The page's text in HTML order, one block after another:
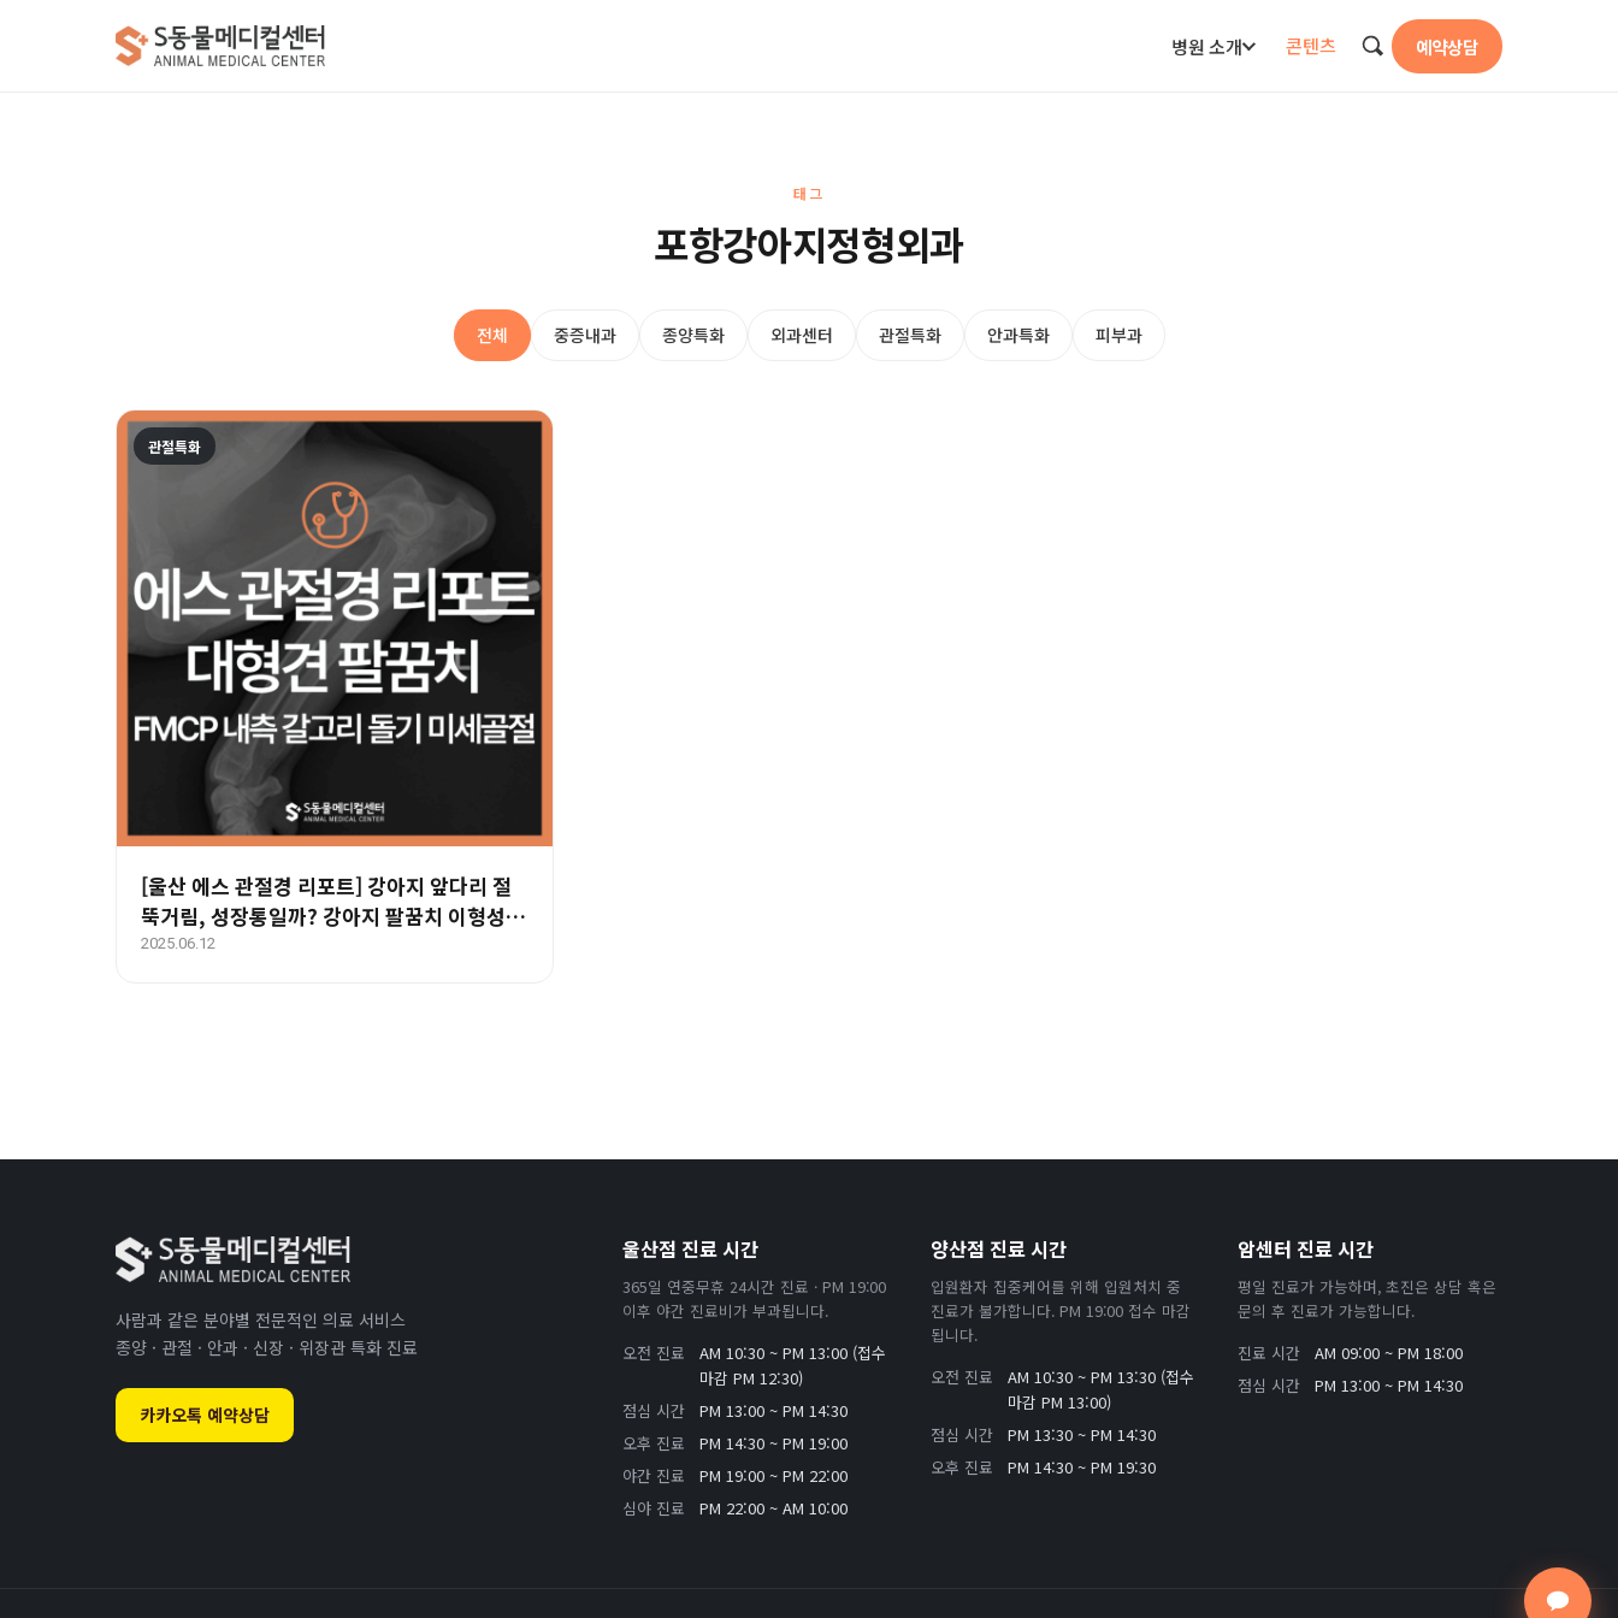
병원 소개 콘텐츠 예약상담
태그
포항강아지정형외과
전체 중증내과 종양특화 외과센터 관절특화 안과특화 피부과
관절특화
[울산 에스 관절경 리포트] 강아지 앞다리 절
뚝거림, 성장통일까? 강아지 팔꿈치 이형성증
(FMCP)일까?
2025.06.12
사람과 같은 분야별 전문적인 의료 서비스
종양 · 관절 · 안과 · 신장 · 위장관 특화 진료
카카오톡 예약상담
울산점 진료 시간
365일 연중무휴 24시간 진료 · PM 19:00
이후 야간 진료비가 부과됩니다.
오전 진료
AM 10:30 ~ PM 13:00 (접수
마감 PM 12:30)
점심 시간
PM 13:00 ~ PM 14:30
오후 진료
PM 14:30 ~ PM 19:00
야간 진료
PM 19:00 ~ PM 22:00
심야 진료
PM 22:00 ~ AM 10:00
양산점 진료 시간
입원환자 집중케어를 위해 입원처치 중
진료가 불가합니다. PM 19:00 접수 마감
됩니다.
오전 진료
AM 10:30 ~ PM 13:30 (접수
마감 PM 13:00)
점심 시간
PM 13:30 ~ PM 14:30
오후 진료
PM 14:30 ~ PM 19:30
암센터 진료 시간
평일 진료가 가능하며, 초진은 상담 혹은
문의 후 진료가 가능합니다.
진료 시간
AM 09:00 ~ PM 18:00
점심 시간
PM 13:00 ~ PM 14:30